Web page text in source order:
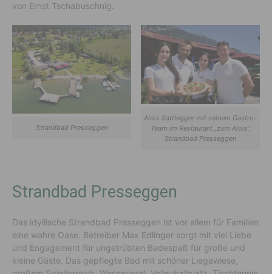
von Ernst Tschabuschnig.
Strandbad Presseggen
Alois Sattlegger mit seinem Gastro-
Team im Restaurant „zum Alois“,
Strandbad Presseggen
Strandbad Presseggen
Das idyllische Strandbad Presseggen ist vor allem für Familien
eine wahre Oase. Betreiber Max Edlinger sorgt mit viel Liebe
und Engagement für ungetrübten Badespaß für große und
kleine Gäste. Das gepflegte Bad mit schöner Liegewiese,